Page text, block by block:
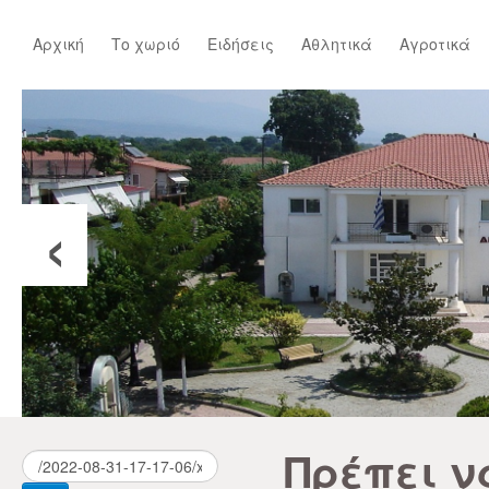
Αρχική Το χωριό Ειδήσεις Αθλητικά Αγροτικά
‹
Πρέπει